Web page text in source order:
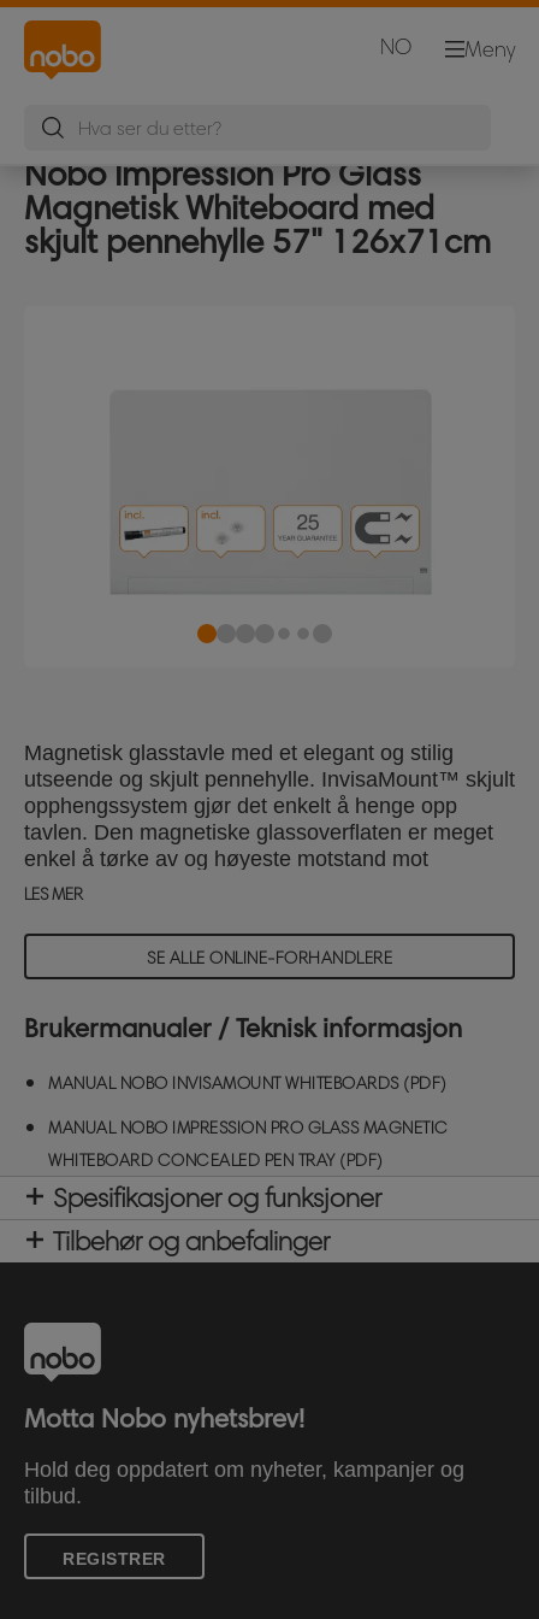
Meny
NO
Nobo Impression Pro Glass
Magnetisk Whiteboard med
skjult pennehylle 57" 126x71cm
Magnetisk glasstavle med et elegant og stilig
utseende og skjult pennehylle. InvisaMount™ skjult
opphengssystem gjør det enkelt å henge opp
tavlen. Den magnetiske glassoverflaten er meget
enkel å tørke av og høyeste motstand mot
blekkflekker, pennemerker, riper og bulker.
LES MER
SE ALLE ONLINE-FORHANDLERE
Brukermanualer / Teknisk informasjon
MANUAL NOBO INVISAMOUNT WHITEBOARDS (PDF)
MANUAL NOBO IMPRESSION PRO GLASS MAGNETIC
WHITEBOARD CONCEALED PEN TRAY (PDF)
Spesifikasjoner og funksjoner
Tilbehør og anbefalinger
Motta Nobo nyhetsbrev!
Hold deg oppdatert om nyheter, kampanjer og
tilbud.
REGISTRER